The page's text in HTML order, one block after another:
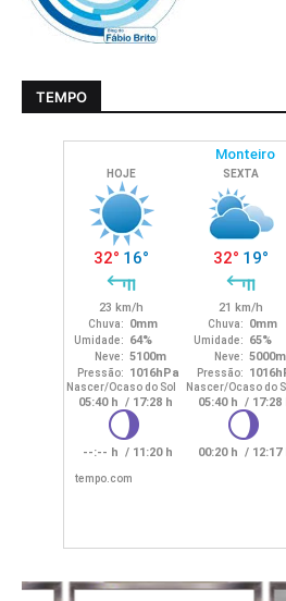
TEMPO